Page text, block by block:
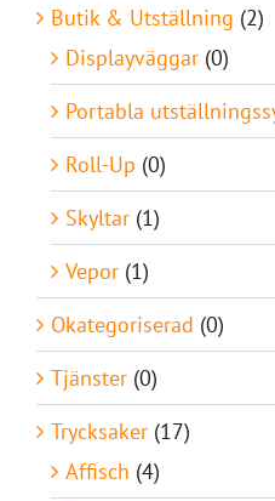
Butik & Utställning (2)
Displayväggar (0)
Portabla
Roll-Up (0)
Skyltar (1)
Vepor (1)
Okategoriserad (0)
Tjänster (0)
Trycksaker (17)
Affisch (4)